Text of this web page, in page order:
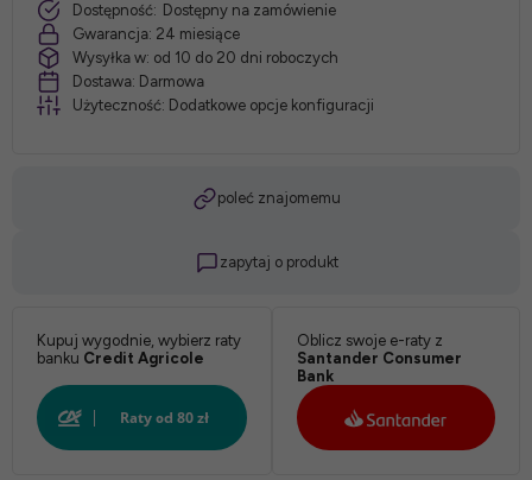
materaca:
*
Biały:
Dostępność: Dostępny na zamówienie
Gwarancja: 24 miesiące
Wysyłka w: od 10 do 20 dni roboczych
Dostawa: Darmowa
Użyteczność: Dodatkowe opcje konfiguracji
poleć znajomemu
zapytaj o produkt
Kupuj wygodnie, wybierz raty
banku Credit Agricole
Oblicz swoje e-raty z
Santander Consumer
Bank